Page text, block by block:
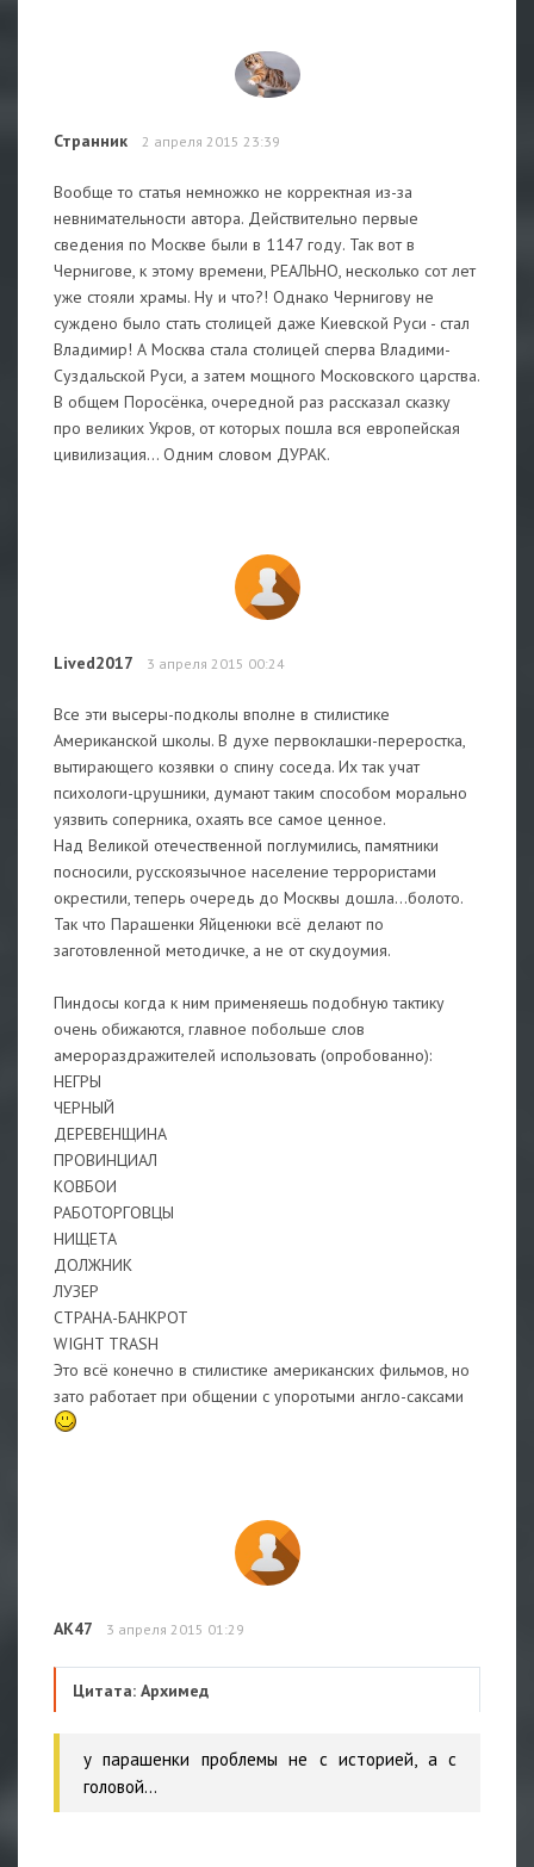
Странник 2 апреля 2015 23:39
Вообще то статья немножко не корректная из-за
невнимательности автора. Действительно первые
сведения по Москве были в 1147 году. Так вот в
Чернигове, к этому времени, РЕАЛЬНО, несколько сот лет
уже стояли храмы. Ну и что?! Однако Чернигову не
суждено было стать столицей даже Киевской Руси - стал
Владимир! А Москва стала столицей сперва Владими-
Суздальской Руси, а затем мощного Московского царства.
В общем Поросёнка, очередной раз рассказал сказку
про великих Укров, от которых пошла вся европейская
цивилизация... Одним словом ДУРАК.
Lived2017 3 апреля 2015 00:24
Все эти высеры-подколы вполне в стилистике
Американской школы. В духе первоклашки-переростка,
вытирающего козявки о спину соседа. Их так учат
психологи-црушники, думают таким способом морально
уязвить соперника, охаять все самое ценное.
Над Великой отечественной поглумились, памятники
посносили, русскоязычное население террористами
окрестили, теперь очередь до Москвы дошла...болото.
Так что Парашенки Яйценюки всё делают по
заготовленной методичке, а не от скудоумия.
Пиндосы когда к ним применяешь подобную тактику
очень обижаются, главное побольше слов
амерораздражителей использовать (опробованно):
НЕГРЫ
ЧЕРНЫЙ
ДЕРЕВЕНЩИНА
ПРОВИНЦИАЛ
КОВБОИ
РАБОТОРГОВЦЫ
НИЩЕТА
ДОЛЖНИК
ЛУЗЕР
СТРАНА-БАНКРОТ
WIGHT TRASH
Это всё конечно в стилистике американских фильмов, но
зато работает при общении с упоротыми англо-саксами
АК47 3 апреля 2015 01:29
Цитата: Архимед
у парашенки проблемы не с историей, а с
головой...